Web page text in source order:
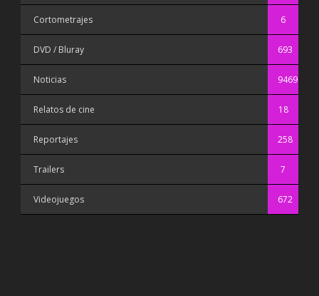
Cortometrajes 6
DVD / Bluray 693
Noticias 9469
Relatos de cine 18
Reportajes 258
Trailers 7
Videojuegos 672